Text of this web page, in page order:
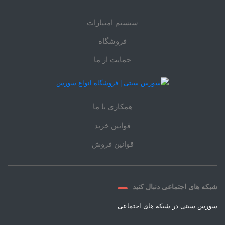
سیستم امتیازات
فروشگاه
حمایت از ما
همکاری با ما
قوانین خرید
قوانین فروش
شبکه های اجتماعی دنبال کنید
سورس سیتی در شبکه های اجتماعی: